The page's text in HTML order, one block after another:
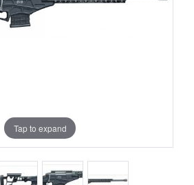
Tap to expand